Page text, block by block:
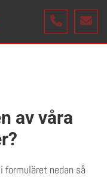
av våra
nedan så